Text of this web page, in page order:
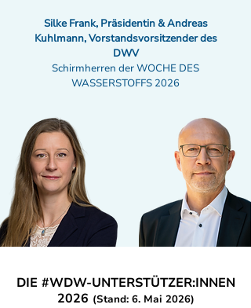
Silke Frank, Präsidentin & Andreas
Kuhlmann, Vorstandsvorsitzender des
DWV
Schirmherren der WOCHE DES
WASSERSTOFFS 2026
DIE #WDW-UNTERSTÜTZER:INNEN
2026 (Stand: 6. Mai 2026)